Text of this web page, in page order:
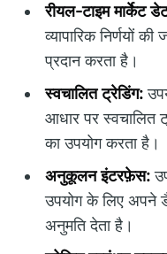
रीयल-टाइम मार्केट
व्यापारिक निर्णयों
प्रदान करता है।
स्वचालित ट्रेडिंग:
आधार पर स्वचालित
का उपयोग करता है।
अनुकूलन इंटरफ़ेस:
उपयोग के लिए अपने
अनुमति देता है।